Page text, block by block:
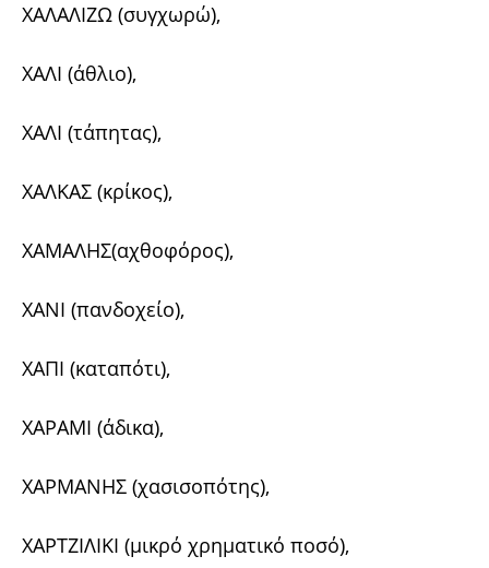
ΧΑΛΑΛΙΖΩ (συγχωρώ),
ΧΑΛΙ (άθλιο),
ΧΑΛΙ (τάπητας),
ΧΑΛΚΑΣ (κρίκος),
ΧΑΜΑΛΗΣ(αχθοφόρος),
ΧΑΝΙ (πανδοχείο),
ΧΑΠΙ (καταπότι),
ΧΑΡΑΜΙ (άδικα),
ΧΑΡΜΑΝΗΣ (χασισοπότης),
ΧΑΡΤΖΙΛΙΚΙ (μικρό χρηματικό ποσό),